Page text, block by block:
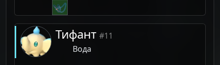
Тифант #11
Вода